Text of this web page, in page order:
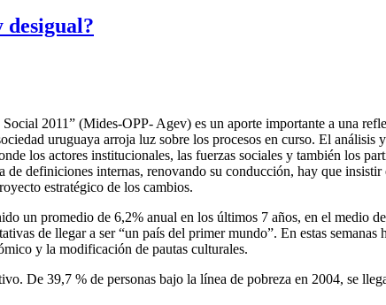
desigual?
2011” (Mides-OPP- Agev) es un aporte importante a una
uruguaya arroja luz sobre los procesos en curso. El análisis
los actores institucionales, las fuerzas sociales y también los
de definiciones internas, renovando su conducción, hay que
estratégico de los cambios.
un promedio de 6,2% anual en los últimos 7 años, en el medio
de llegar a ser “un país del primer mundo”. En estas
y la modificación de pautas culturales.
De 39,7 % de personas bajo la línea de pobreza en 2004, se